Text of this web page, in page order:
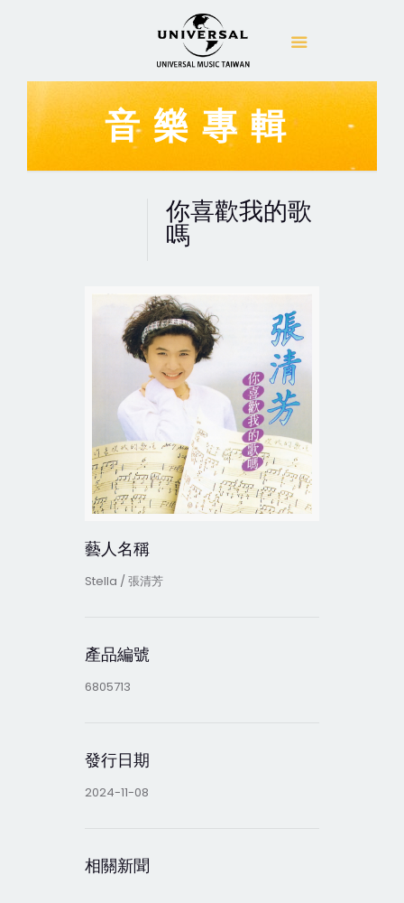
音樂專輯
你喜歡我的歌
嗎
藝人名稱
Stella / 張清芳
產品編號
6805713
發行日期
2024-11-08
相關新聞